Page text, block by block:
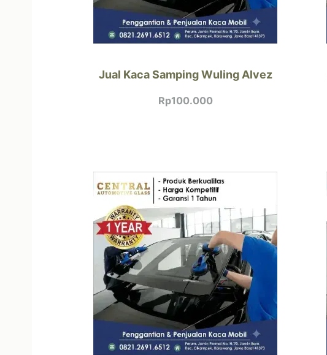
Jual Kaca Samping Wuling Alvez
Rp100.000